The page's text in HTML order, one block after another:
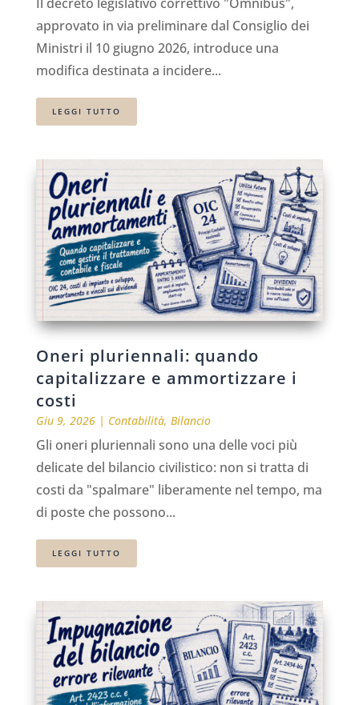
Il decreto legislativo correttivo "Omnibus",
approvato in via preliminare dal Consiglio dei
Ministri il 10 giugno 2026, introduce una
modifica destinata a incidere...
LEGGI TUTTO
Oneri pluriennali: quando
capitalizzare e ammortizzare i
costi
Giu 9, 2026| Contabilità, Bilancio
Gli oneri pluriennali sono una delle voci più
delicate del bilancio civilistico: non si tratta di
costi da "spalmare" liberamente nel tempo, ma
di poste che possono...
LEGGI TUTTO